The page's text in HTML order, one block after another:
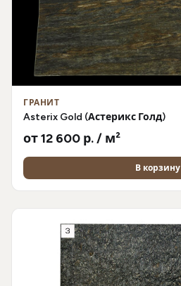
ГРАНИТ
Asterix Gold (Астерикс Голд)
от 12 600 р. / м²
В корзину